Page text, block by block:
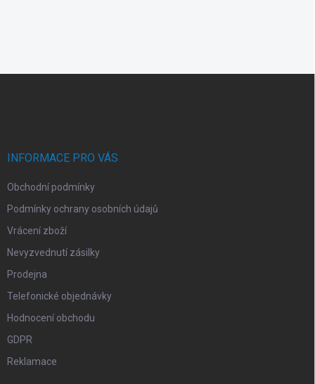
INFORMACE PRO VÁS
Obchodní podmínky
Podmínky ochrany osobních údajů
Vrácení zboží
Nevyzvednutí zásilky
Prodejna
Telefonické objednávky
Hodnocení obchodu
GDPR
Reklamace